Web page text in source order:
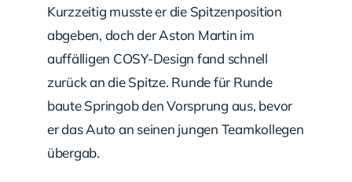
Kurzzeitig musste er die Spitzenposition
abgeben, doch der Aston Martin im
auffälligen COSY-Design fand schnell
zurück an die Spitze. Runde für Runde
baute Springob den Vorsprung aus, bevor
er das Auto an seinen jungen Teamkollegen
übergab.